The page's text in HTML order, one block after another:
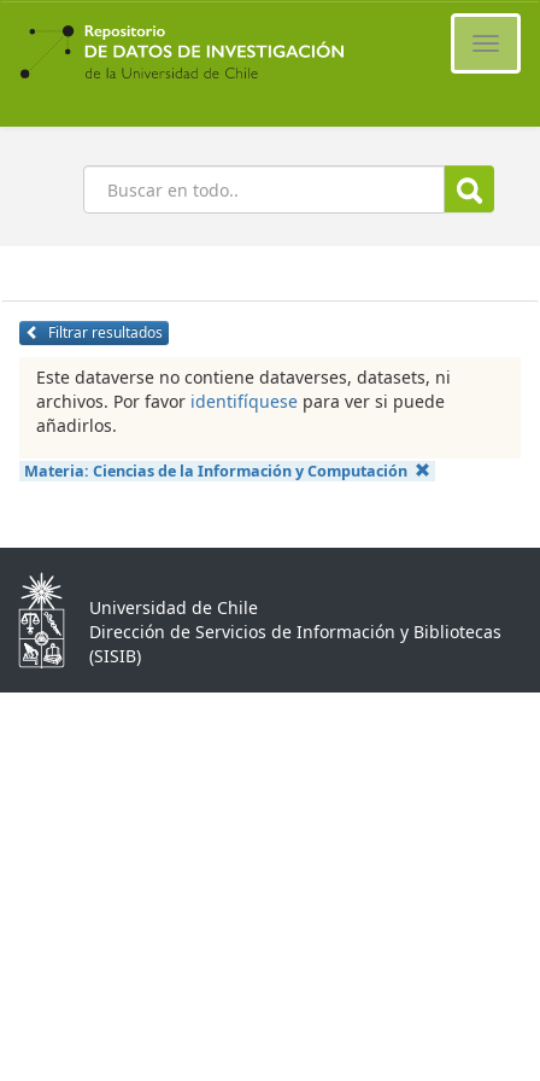
Ir
contenido
principal
Buscar
Filtrar resultados
Este dataverse no contiene dataverses, datasets, ni
archivos. Por favor identifíquese para ver si puede
añadirlos.
Materia: Ciencias de la Información y Computación
Universidad de Chile
Dirección de Servicios de Información y Bibliotecas
(SISIB)